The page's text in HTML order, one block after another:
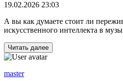
19.02.2026 23:03
А вы как думаете стоит ли
искусственного интеллекта в
Читать далее
master